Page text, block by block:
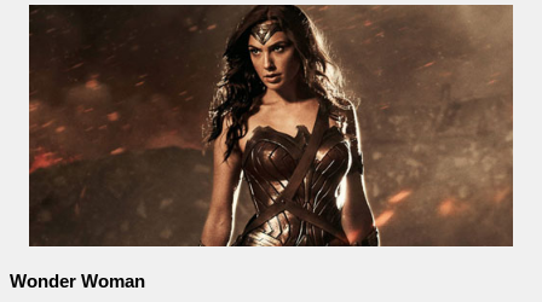
Wonder Woman